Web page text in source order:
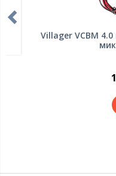
Villager VCBM